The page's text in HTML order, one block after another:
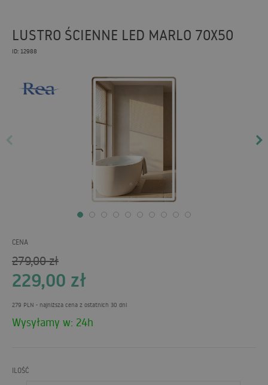
LUSTRO ŚCIENNE LED MARLO 70X50
ID: 12988
CENA
279,00zł
229,00 zł
279 PLN - najniższa cena z ostatnich 30 dni
Wysyłamy w: 24h
ILOŚĆ